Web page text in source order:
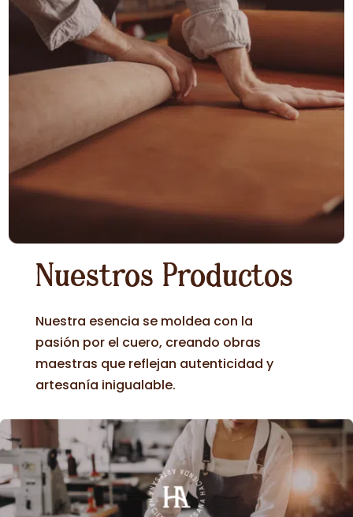
Nuestros Productos
Nuestra esencia se moldea con la
pasión por el cuero, creando obras
maestras que reflejan autenticidad y
artesanía inigualable.